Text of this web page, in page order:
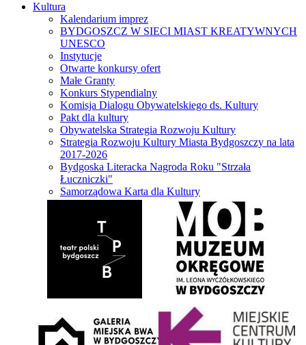
Kultura
Kalendarium imprez
BYDGOSZCZ W SIECI MIAST KREATYWNYCH
UNESCO
Instytucje
Otwarte konkursy ofert
Małe Granty
Konkurs Stypendialny
Komisja Dialogu Obywatelskiego ds. Kultury
Pakt dla kultury
Obywatelska Strategia Rozwoju Kultury
Strategia Rozwoju Kultury Miasta Bydgoszczy na lata
2017-2026
Bydgoska Literacka Nagroda Roku "Strzała
Łuczniczki"
Samorządowa Karta dla Kultury